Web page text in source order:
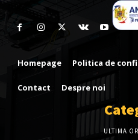
Homepage Politica de
Contact Despre noi
ULTIMA